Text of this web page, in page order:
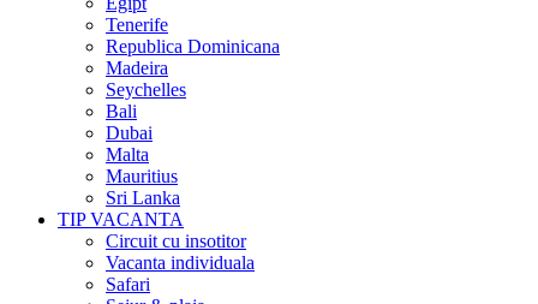
Tenerife
Republica Dominicana
Madeira
Seychelles
Bali
Dubai
Malta
Mauritius
Sri Lanka
TIP VACANTA
Circuit cu insotitor
Vacanta individuala
Safari